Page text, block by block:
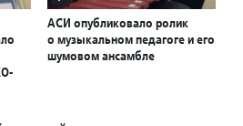
АСИ опубликовало ролик
о музыкальном педагоге и его
шумовом ансамбле